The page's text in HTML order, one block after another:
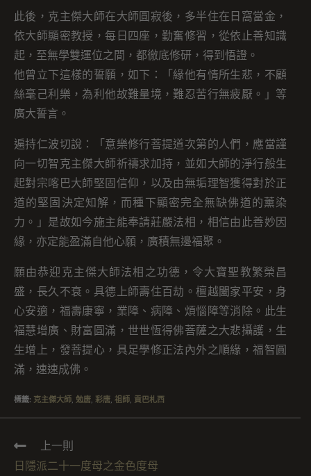
此後，克主傑大師在大師圓寂後，多半住在日窩當金，
依大師顯密教授，每日四座，勤奮修習，從依止善知識
起，至無學雙運位之間，都徹底修研，得到悟證。
他曾立下這樣的誓願，如下：「緣他有情所生悲，不顧
絲毫己利樂，為利他故難量境，難忍苦行無疲厭。」等
廣大誓言。
遍持仁波切說：「意樂修行菩提道次第的人們，應當謹
向一切智克主傑大師祈禱求加持，並如大師的淨行般生
起對宗喀巴大師堅固信仰，以及由無垢理智獲得對於正
道的堅固決定知解，而種下顯密完全無缺佛道的薰染
力。」是故如今施主能奉請莊嚴法相，相信由此善妙因
緣，亦定能盈滿自他心願，廣積無邊福聚。
願由恭迎克主傑大師法相之功德，令大寶聖教繁榮昌
盛，長久不衰。具德上師壽住百劫。檀越闔家平安，身
心安適，福壽康寧，業障、病障、煩惱障等消除。此生
福慧增廣、財富圓滿，世世恆得佛菩薩之大悲攝護，生
生增上，發菩提心，具足學修正法內外之順緣，福智圓
滿，速速成佛。
標籤: 克主傑大師 勉唐 彩唐 祖師 貢巴札西
上一則
日隱派二十一度母之金色度母